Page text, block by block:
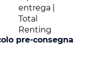
pre-consegna